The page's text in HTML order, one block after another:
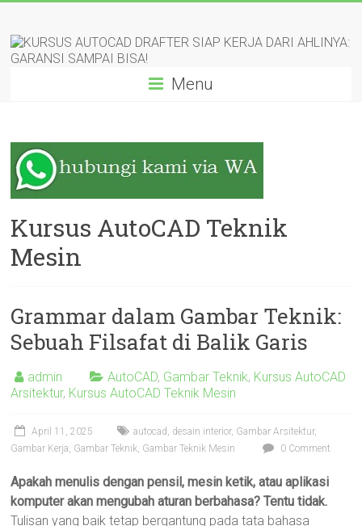
content
KURSUS
AUTOCAD
KERJA
DARI
AHLINYA:
GARANSI
BISA!
Pelatihan
AutoCAD
2D
Sketchup,
Enscape,
Inventor,
RAB,
Menu
Kursus AutoCAD Teknik
Mesin
Grammar dalam Gambar Teknik:
Sebuah Filsafat di Balik Garis
admin AutoCAD, Gambar Teknik, Kursus AutoCAD
Arsitektur, Kursus AutoCAD Teknik Mesin
April 11, 2025 autocad , desain interior, Gambar Arsitektur,
Gambar Kerja, Gambar Teknik, Gambar Teknik Mesin 0 Comment
Apakah menulis dengan pensil, mesin ketik, atau aplikasi
komputer akan mengubah aturan berbahasa? Tentu tidak.
Tulisan yang baik tetap bergantung pada tata bahasa